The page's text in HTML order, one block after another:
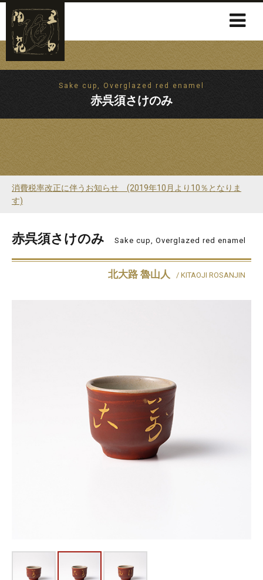
Sake cup, Overglazed red enamel
赤呉須さけのみ
消費税率改正に伴うお知らせ (2019年10月より10％となりま
す)
赤呉須さけのみ Sake cup, Overglazed red enamel
北大路 魯山人 / KITAOJI ROSANJIN